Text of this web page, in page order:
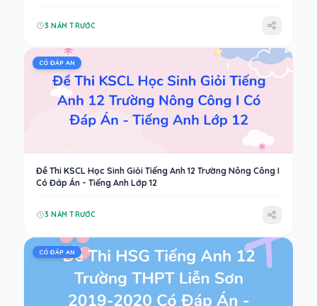
3 NĂM TRƯỚC
CÓ ĐÁP AN
Đề Thi KSCL Học Sinh Giỏi Tiếng Anh 12 Trường Nông Công I
Có Đáp Án - Tiếng Anh Lớp 12
3 NĂM TRƯỚC
CÓ ĐÁP AN